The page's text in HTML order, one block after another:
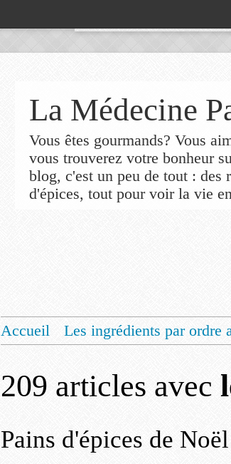
La Médecine
Vous êtes gourmands? Vous
vous trouverez votre bonheur
blog, c'est un peu de tout : des
d'épices, tout pour voir la vie
Accueil Les ingrédients par ordre
209 articles avec
Pains d'épices de